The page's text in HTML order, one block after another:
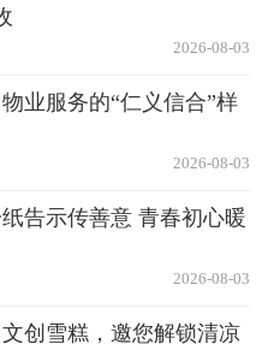
2026-08-03
业服务的“仁义信合”样
2026-08-03
告示传善意 青春初心暖
2026-08-03
创雪糕，邀您解锁清凉